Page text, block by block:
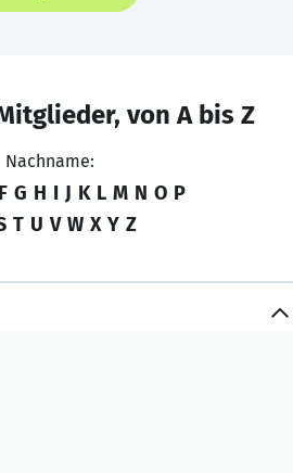
von A bis Z
Nachname:
F G H I J K L M N O P
T U V W X Y Z